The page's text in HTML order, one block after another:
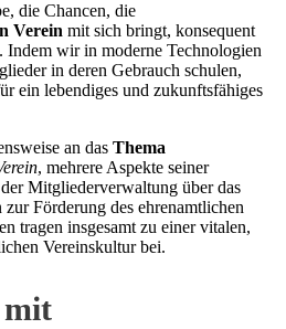
die Chancen, die
Verein mit sich bringt, konsequent
Indem wir in moderne Technologien
in deren Gebrauch schulen,
ein lebendiges und zukunftsfähiges
an das Thema
, mehrere Aspekte seiner
Mitgliederverwaltung über das
Förderung des ehrenamtlichen
tragen insgesamt zu einer vitalen,
Vereinskultur bei.
mit